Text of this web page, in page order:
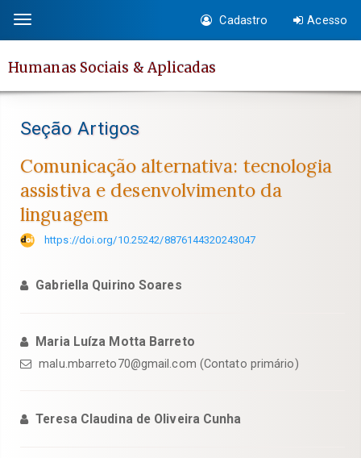
conteúdo
página
Principal
Conteúdo
principal
Barra
Toggle
navigation
Cadastro Acesso
Humanas Sociais & Aplicadas
Seção Artigos
Comunicação alternativa: tecnologia
assistiva e desenvolvimento da
linguagem
https://doi.org/10.25242/8876144320243047
Gabriella Quirino Soares
Maria Luíza Motta Barreto
malu.mbarreto70@gmail.com (Contato primário)
Teresa Claudina de Oliveira Cunha